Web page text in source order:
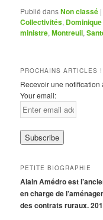
Publié dansNon classé |
Collectivités,
ministre,Montreuil,
PROCHAINS ARTICLES !
Recevoir une
Your email:
PETITE BIOGRAPHIE
Alain Amédro est
en charge de
des contrats ruraux.